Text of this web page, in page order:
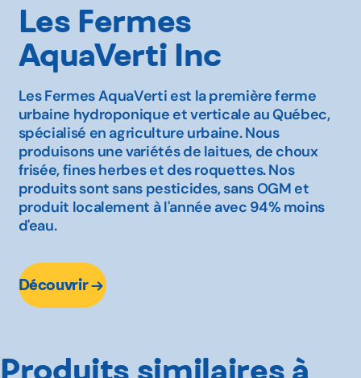
Les Fermes
AquaVerti Inc
Les Fermes AquaVerti est la première ferme
urbaine hydroponique et verticale au Québec,
spécialisé en agriculture urbaine. Nous
produisons une variétés de laitues, de choux
frisée, fines herbes et des roquettes. Nos
produits sont sans pesticides, sans OGM et
produit localement à l'année avec 94% moins
d'eau.
Découvrir
Produits similaires à